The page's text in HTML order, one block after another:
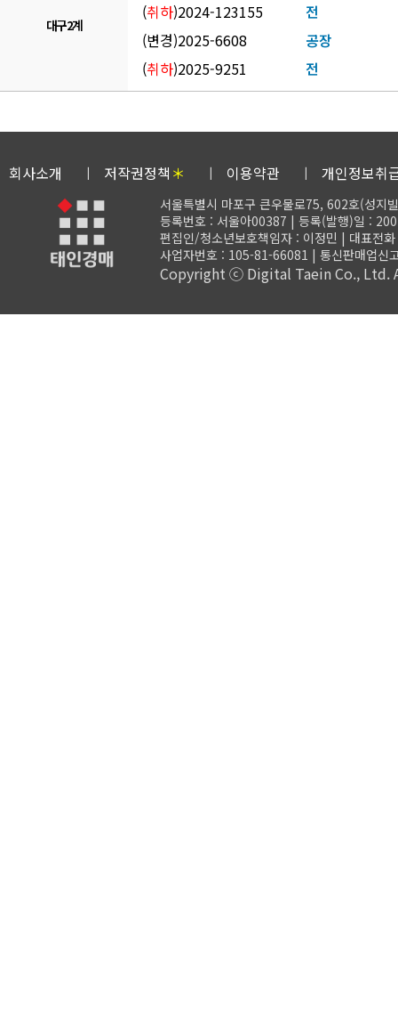
대구2계
(취하)2024-123155
전
(변경)2025-6608
공장
(취하)2025-9251 전
회사소개 저작권정책 ＊ 이용약관 개인정보취
서울특별시 마포구 큰우물로75, 602호(성지
등록번호 : 서울아00387 | 등록(발행)일 :
편집인/청소년보호책임자 : 이정민 | 대표
사업자번호 : 105-81-66081 | 통신판매업
Copyright ⓒ Digital Taein Co., Ltd.